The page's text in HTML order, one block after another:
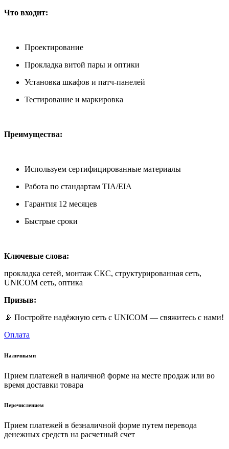
Что входит:
Проектирование
Прокладка витой пары и оптики
Установка шкафов и патч-панелей
Тестирование и маркировка
Преимущества:
Используем сертифицированные материалы
Работа по стандартам TIA/EIA
Гарантия 12 месяцев
Быстрые сроки
Ключевые слова:
прокладка сетей, монтаж СКС, структурированная сеть,
UNICOM сеть, оптика
Призыв:
📡 Постройте надёжную сеть с UNICOM — свяжитесь с нами!
Оплата
Наличными
Прием платежей в наличной форме на месте продаж или во
время доставки товара
Перечислением
Прием платежей в безналичной форме путем перевода
денежных средств на расчетный счет